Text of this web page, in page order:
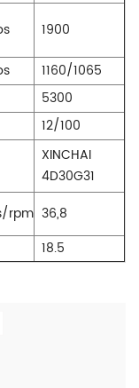
1900
1160/1065
5300
12/100
XINCHAI
4D30G31
rpm 36,8
18.5